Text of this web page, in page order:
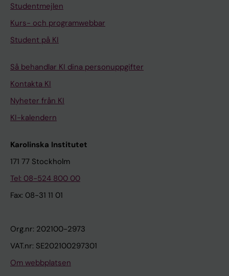
Studentmejlen
Kurs- och programwebbar
Student på KI
Så behandlar KI dina personuppgifter
Kontakta KI
Nyheter från KI
KI-kalendern
Karolinska Institutet
171 77 Stockholm
Tel: 08-524 800 00
Fax: 08-31 11 01
Org.nr: 202100-2973
VAT.nr: SE202100297301
Om webbplatsen